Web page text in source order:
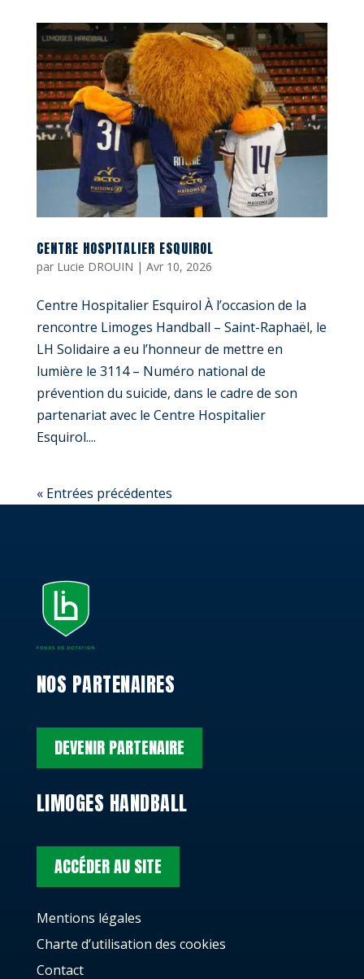
CENTRE HOSPITALIER ESQUIROL
par Lucie DROUIN | Avr 10, 2026
Centre Hospitalier Esquirol À l’occasion de la
rencontre Limoges Handball – Saint-Raphaël, le
LH Solidaire a eu l’honneur de mettre en
lumière le 3114 – Numéro national de
prévention du suicide, dans le cadre de son
partenariat avec le Centre Hospitalier
Esquirol....
« Entrées précédentes
NOS PARTENAIRES
DEVENIR PARTENAIRE
LIMOGES HANDBALL
ACCÉDER AU SITE
Mentions légales
Charte d’utilisation des cookies
Contact